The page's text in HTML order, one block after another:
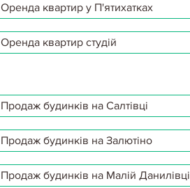
Оренда квартир у П'ятихатках
Оренда квартир студій
Продаж будинків на Салтівці
Продаж будинків на Залютіно
Продаж будинків на Малій Данилівці